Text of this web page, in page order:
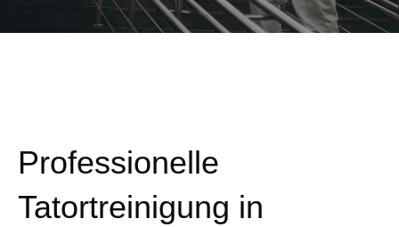
Professionelle
Tatortreinigung in